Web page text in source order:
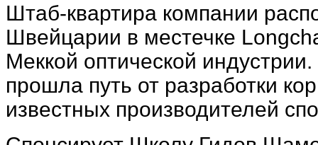
Штаб-квартира компании
Швейцарии в местечке
Меккой оптической
прошла путь от разработки
известных производителей